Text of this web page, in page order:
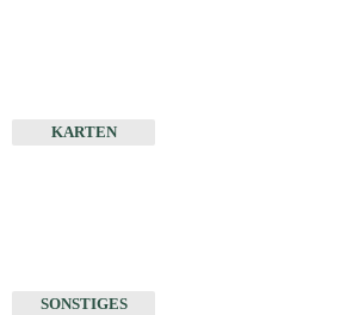
KARTEN
SONSTIGES